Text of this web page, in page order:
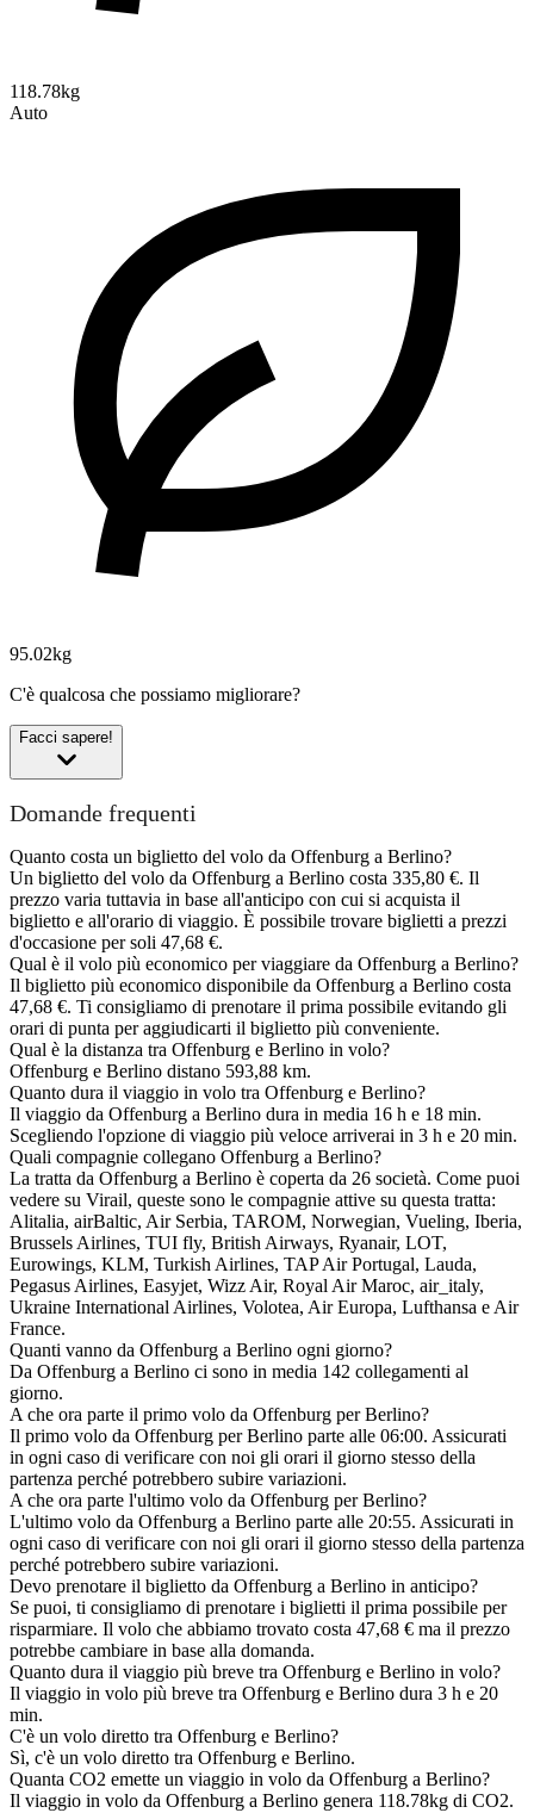
118.78kg
Auto
95.02kg
C'è qualcosa che possiamo migliorare?
Facci sapere!
Domande frequenti
Quanto costa un biglietto del volo da Offenburg a Berlino?
Un biglietto del volo da Offenburg a Berlino costa 335,80 €. Il
prezzo varia tuttavia in base all'anticipo con cui si acquista il
biglietto e all'orario di viaggio. È possibile trovare biglietti a prezzi
d'occasione per soli 47,68 €.
Qual è il volo più economico per viaggiare da Offenburg a Berlino?
Il biglietto più economico disponibile da Offenburg a Berlino costa
47,68 €. Ti consigliamo di prenotare il prima possibile evitando gli
orari di punta per aggiudicarti il biglietto più conveniente.
Qual è la distanza tra Offenburg e Berlino in volo?
Offenburg e Berlino distano 593,88 km.
Quanto dura il viaggio in volo tra Offenburg e Berlino?
Il viaggio da Offenburg a Berlino dura in media 16 h e 18 min.
Scegliendo l'opzione di viaggio più veloce arriverai in 3 h e 20 min.
Quali compagnie collegano Offenburg a Berlino?
La tratta da Offenburg a Berlino è coperta da 26 società. Come puoi
vedere su Virail, queste sono le compagnie attive su questa tratta:
Alitalia, airBaltic, Air Serbia, TAROM, Norwegian, Vueling, Iberia,
Brussels Airlines, TUI fly, British Airways, Ryanair, LOT,
Eurowings, KLM, Turkish Airlines, TAP Air Portugal, Lauda,
Pegasus Airlines, Easyjet, Wizz Air, Royal Air Maroc, air_italy,
Ukraine International Airlines, Volotea, Air Europa, Lufthansa e Air
France.
Quanti vanno da Offenburg a Berlino ogni giorno?
Da Offenburg a Berlino ci sono in media 142 collegamenti al
giorno.
A che ora parte il primo volo da Offenburg per Berlino?
Il primo volo da Offenburg per Berlino parte alle 06:00. Assicurati
in ogni caso di verificare con noi gli orari il giorno stesso della
partenza perché potrebbero subire variazioni.
A che ora parte l'ultimo volo da Offenburg per Berlino?
L'ultimo volo da Offenburg a Berlino parte alle 20:55. Assicurati in
ogni caso di verificare con noi gli orari il giorno stesso della partenza
perché potrebbero subire variazioni.
Devo prenotare il biglietto da Offenburg a Berlino in anticipo?
Se puoi, ti consigliamo di prenotare i biglietti il prima possibile per
risparmiare. Il volo che abbiamo trovato costa 47,68 € ma il prezzo
potrebbe cambiare in base alla domanda.
Quanto dura il viaggio più breve tra Offenburg e Berlino in volo?
Il viaggio in volo più breve tra Offenburg e Berlino dura 3 h e 20
min.
C'è un volo diretto tra Offenburg e Berlino?
Sì, c'è un volo diretto tra Offenburg e Berlino.
Quanta CO2 emette un viaggio in volo da Offenburg a Berlino?
Il viaggio in volo da Offenburg a Berlino genera 118.78kg di CO2.